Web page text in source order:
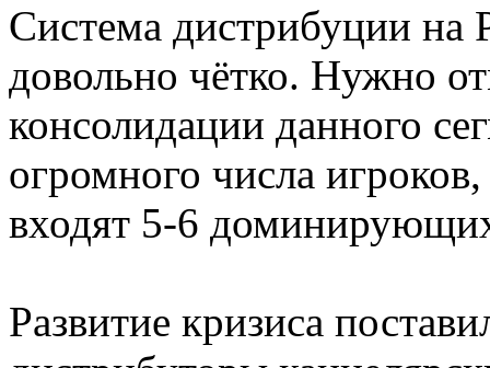
Система дистрибуции на
довольно чётко. Нужно
консолидации данного
огромного числа
входят 5-6
Развитие кризиса